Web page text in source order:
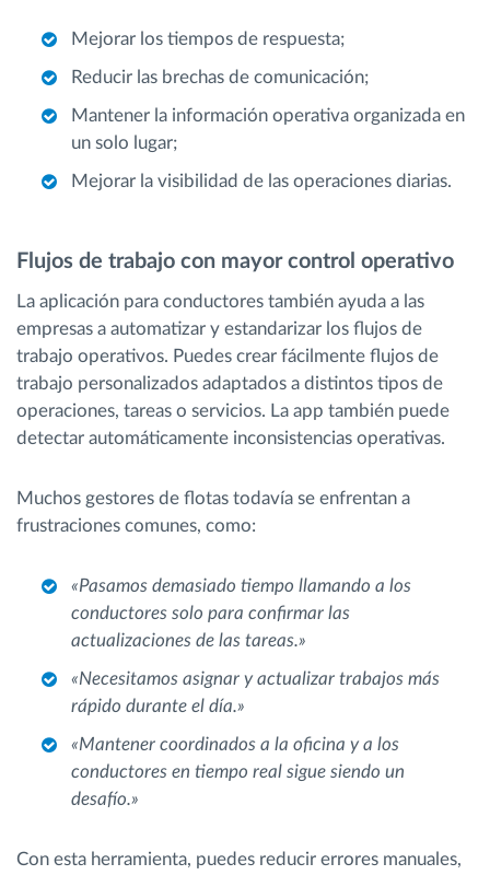
Mejorar los tiempos de respuesta;
Reducir las brechas de comunicación;
Mantener la información operativa organizada en
un solo lugar;
Mejorar la visibilidad de las operaciones diarias.
Flujos de trabajo con mayor control operativo
La aplicación para conductores también ayuda a las
empresas a automatizar y estandarizar los flujos de
trabajo operativos. Puedes crear fácilmente flujos de
trabajo personalizados adaptados a distintos tipos de
operaciones, tareas o servicios. La app también puede
detectar automáticamente inconsistencias operativas.
Muchos gestores de flotas todavía se enfrentan a
frustraciones comunes, como:
«Pasamos demasiado tiempo llamando a los
conductores solo para confirmar las
actualizaciones de las tareas.»
«Necesitamos asignar y actualizar trabajos más
rápido durante el día.»
«Mantener coordinados a la oficina y a los
conductores en tiempo real sigue siendo un
desafío.»
Con esta herramienta, puedes reducir errores manuales,